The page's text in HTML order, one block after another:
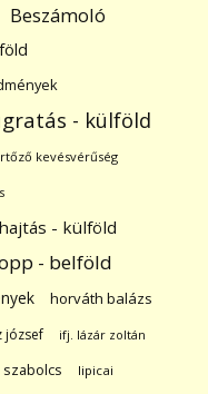
Beszámoló
- külföld
kevésvérűség
- külföld
- belföld
horváth balázs
józsef ifj. lázár zoltán
lipicai